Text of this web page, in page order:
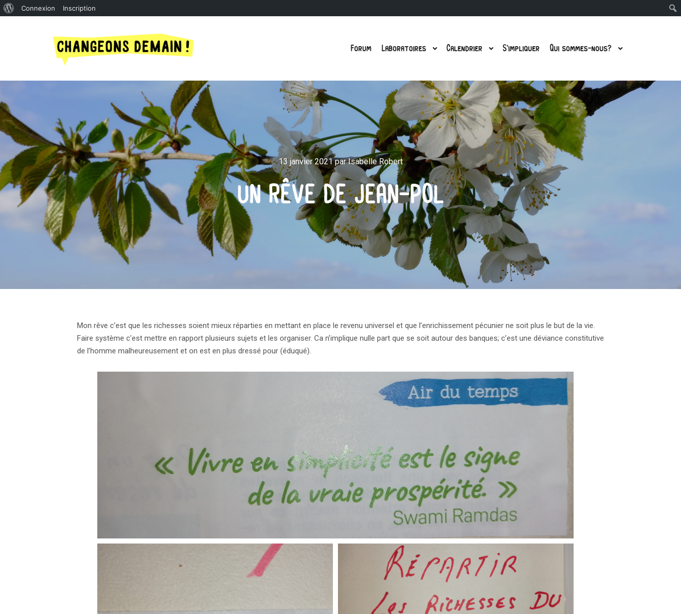
Connexion Inscription
Forum Laboratoires Calendrier S’impliquer Qui sommes-nous?
13 janvier 2021parIsabelle Robert
UN RÊVE DE JEAN-POL
Mon rêve c’est que les richesses soient mieux réparties en mettant en place le revenu universel et que l’enrichissement pécunier ne soit plus le but de la vie.
Faire système c’est mettre en rapport plusieurs sujets et les organiser. Ca n’implique nulle part que se soit autour des banques; c’est une déviance constitutive
de l’homme malheureusement et on est en plus dressé pour (éduqué).